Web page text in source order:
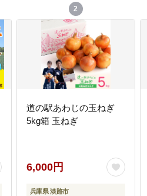
2
道の駅あわじの玉ねぎ
5kg箱 玉ねぎ
6,000円
兵庫県 淡路市